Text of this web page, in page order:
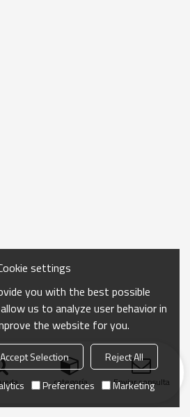
categoría Enviar consulta
settings
you with the best possible
us to analyze user behavior in
the website for you.
Accept Selection
Reject All
Preferences Marketing